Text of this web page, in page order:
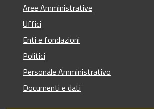
Aree Amministrative
Uffici
Enti e fondazioni
Politici
Personale Amministrativo
Documenti e dati